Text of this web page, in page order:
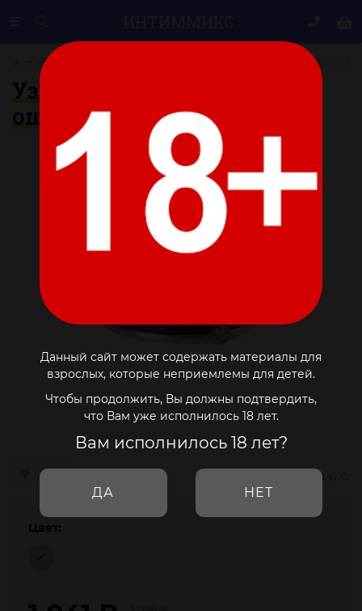
Данный сайт может содержать материалы для
взрослых, которые неприемлемы для детей.
Чтобы продолжить, Вы должны подтвердить,
что Вам уже исполнилось 18 лет.
Вам исполнилось 18 лет?
ДА НЕТ
Наручники, ошейники Узкий серебристо-черный ошейник
Узкий серебристо-черный
ошейник
Цвет: